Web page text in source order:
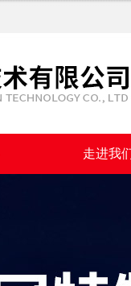
走进我